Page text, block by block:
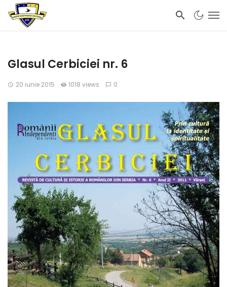
Glasul Cerbiciei nr. 6
20 iunie 2015 1018 views 0